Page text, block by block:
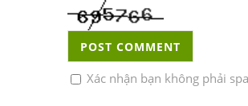
Xác nhận bạn không phải